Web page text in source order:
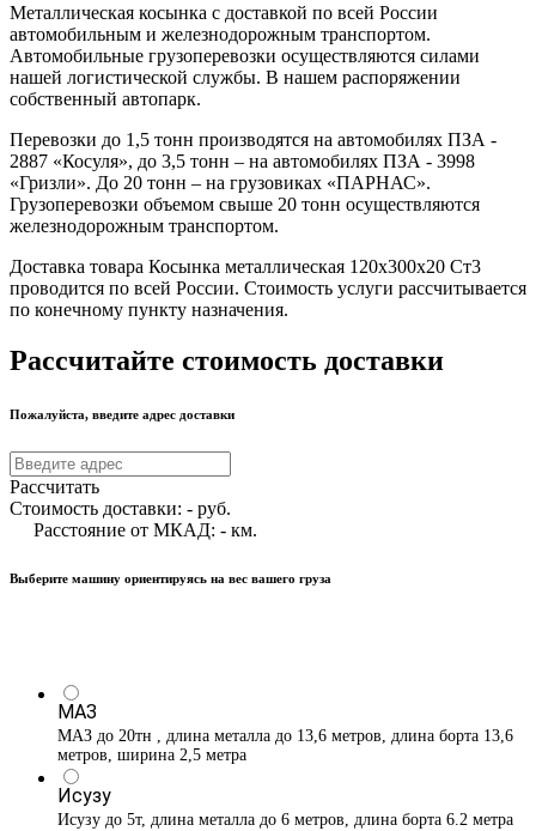
Металлическая косынка с доставкой по всей России
автомобильным и железнодорожным транспортом.
Автомобильные грузоперевозки осуществляются силами
нашей логистической службы. В нашем распоряжении
собственный автопарк.
Перевозки до 1,5 тонн производятся на автомобилях ПЗА -
2887 «Косуля», до 3,5 тонн – на автомобилях ПЗА - 3998
«Гризли». До 20 тонн – на грузовиках «ПАРНАС».
Грузоперевозки объемом свыше 20 тонн осуществляются
железнодорожным транспортом.
Доставка товара Косынка металлическая 120х300х20 Ст3
проводится по всей России. Стоимость услуги рассчитывается
по конечному пункту назначения.
Рассчитайте стоимость доставки
Пожалуйста, введите адрес доставки
Рассчитать
Стоимость доставки: - руб.
Расстояние от МКАД: - км.
Выберите машину ориентируясь на вес вашего груза
МАЗ
МАЗ до 20тн , длина металла до 13,6 метров, длина борта 13,6
метров, ширина 2,5 метра
Исузу
Исузу до 5т, длина металла до 6 метров, длина борта 6.2 метра